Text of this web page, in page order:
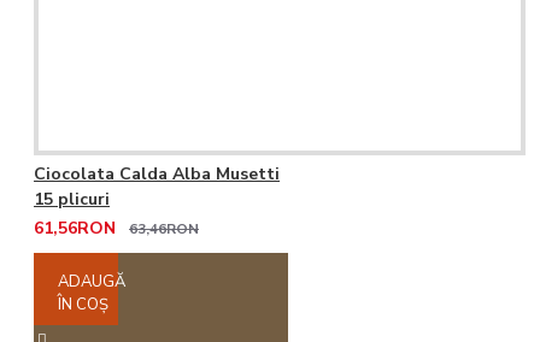
Ciocolata Calda Alba Musetti
15 plicuri
61,56RON
63,46RON
ADAUGĂ
ÎN COŞ